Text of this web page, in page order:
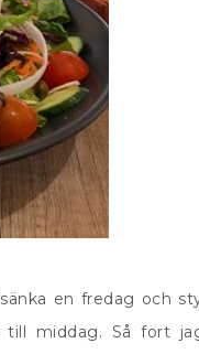
en fredag och
middag. Så fort